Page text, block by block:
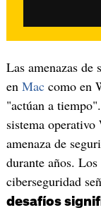
Las amenazas de
en Maccomo en
"actúan a
sistema operativo
amenaza de
durante años.
ciberseguridad
desafíos